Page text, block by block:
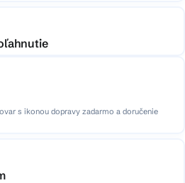
s ikonou dopravy zadarmo a doručenie